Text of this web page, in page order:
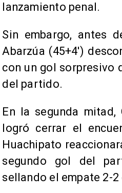
lanzamiento penal.
Sin embargo, antes
Abarzúa (45+4′)
con un gol sorpresivo
del partido.
En la segunda mitad,
logró cerrar el
Huachipato
segundo gol del
sellando el empate 2-